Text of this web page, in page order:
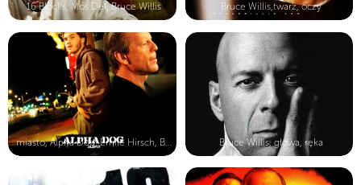
16 Blocks, Mos Def, Bruce Willis Bruce Willis,twarz, oczy
Bruce Willis, głowa, ręka